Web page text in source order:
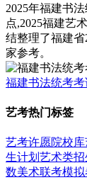
2025年福建书
点,2025福建艺
结整理了福建
家参考。
福建书法统考考
艺考热门标签
艺考许愿院校库
生计划 艺术类招
数美术联考模拟